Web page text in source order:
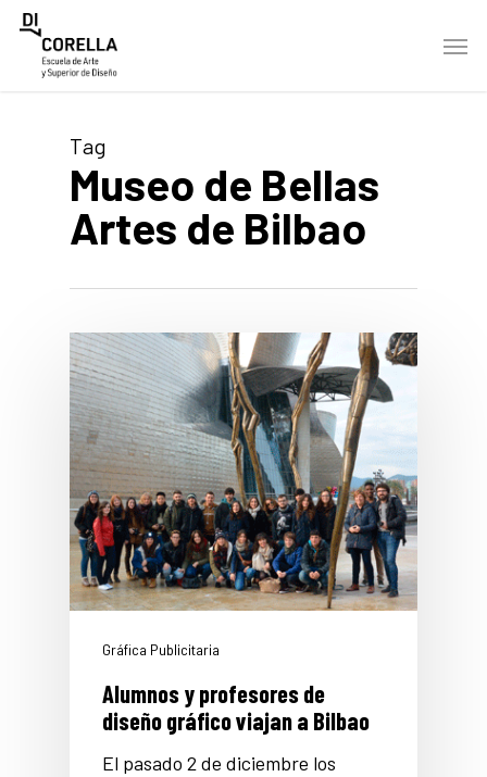
Skip
Menu
Tag
Museo de Bellas
Artes de Bilbao
Gráfica Publicitaria
Alumnos y profesores de
diseño gráfico viajan a Bilbao
El pasado 2 de diciembre los